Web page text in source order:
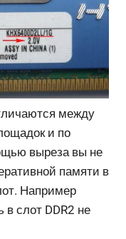
между
и по
выреза вы не
памяти в
Например
в слот DDR2 не